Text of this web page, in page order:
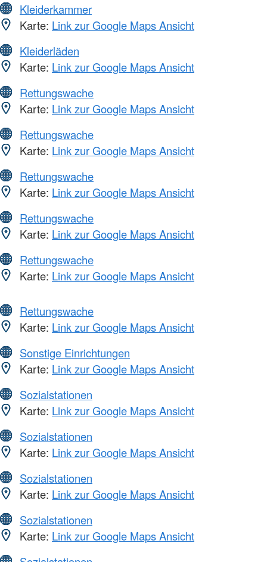
Kleiderkammer
Karte: Link zur Google Maps Ansicht
Kleiderläden
Karte: Link zur Google Maps Ansicht
Rettungswache
Karte: Link zur Google Maps Ansicht
Rettungswache
Karte: Link zur Google Maps Ansicht
Rettungswache
Karte: Link zur Google Maps Ansicht
Rettungswache
Karte: Link zur Google Maps Ansicht
Rettungswache
Karte: Link zur Google Maps Ansicht
Rettungswache
Karte: Link zur Google Maps Ansicht
Sonstige Einrichtungen
Karte: Link zur Google Maps Ansicht
Sozialstationen
Karte: Link zur Google Maps Ansicht
Sozialstationen
Karte: Link zur Google Maps Ansicht
Sozialstationen
Karte: Link zur Google Maps Ansicht
Sozialstationen
Karte: Link zur Google Maps Ansicht